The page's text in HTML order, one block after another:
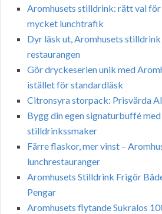
Aromhusets stilldrink: rätt val för
mycket lunchtrafik
Dyr läsk ut, Aromhusets
restaurangen
Gör dryckeserien unik med
istället för standardläsk
Citronsyra storpack: Prisvärda
Bygg din egen signaturbuffé
stilldrinkssmaker
Färre flaskor, mer vinst –
lunchrestauranger
Aromhusets Stilldrink Frigör
Pengar
Aromhusets flytande Sukralos